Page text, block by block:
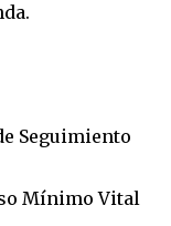
Seguimiento
Mínimo Vital